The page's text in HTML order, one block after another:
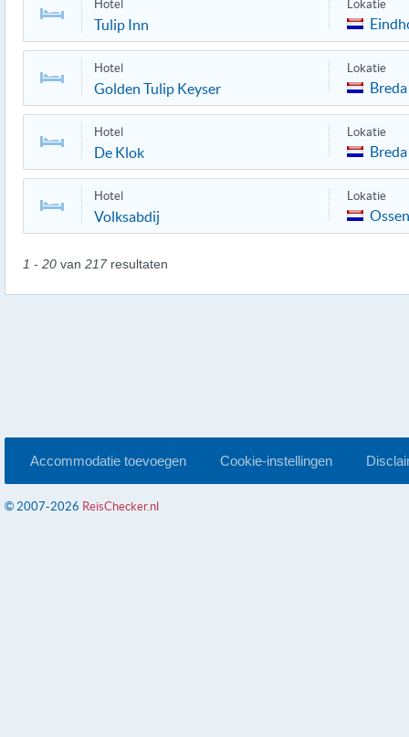
Hotel
Tulip Inn
Lokatie
Hotel
Golden Tulip Keyser
Lokatie
Breda
Hotel
De Klok
Lokatie
Breda
Hotel
Volksabdij
Lokatie
1 - 20 van 217 resultaten
Accommodatie toevoegen Cookie-instellingen
© 2007-2026 ReisChecker.nl